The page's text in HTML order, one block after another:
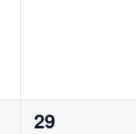
0
29